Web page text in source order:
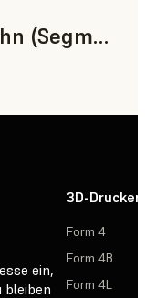
Prothesenbasis und Zahn (Segment)
ein,
bleiben
3D-Drucker
Form 4
Form 4B
Form 4L